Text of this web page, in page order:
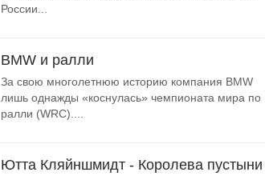
России...
BMW и ралли
За свою многолетнюю историю компания BMW
лишь однажды «коснулась» чемпионата мира по
ралли (WRC)....
Ютта Кляйншмидт - Королева пустыни